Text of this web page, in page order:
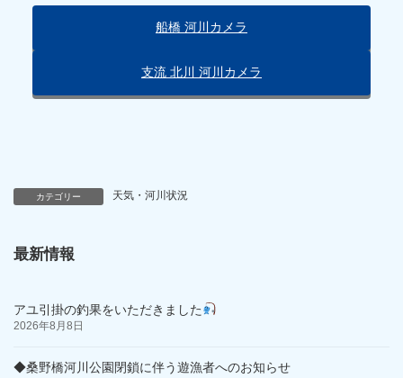
船橋 河川カメラ
支流 北川 河川カメラ
カテゴリー 天気・河川状況
最新情報
アユ引掛の釣果をいただきました
2026年8月8日
◆桑野橋河川公園閉鎖に伴う遊漁者へのお知らせ